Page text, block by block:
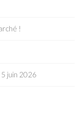
!
juin 2026